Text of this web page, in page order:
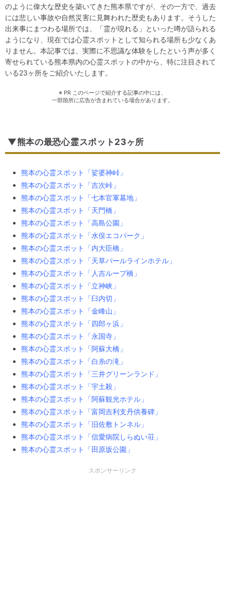
のように偉大な歴史を築いてきた熊本県ですが、その一方で、過去
には悲しい事故や自然災害に見舞われた歴史もあります。そうした
出来事にまつわる場所では、「霊が現れる」といった噂が語られる
ようになり、現在では心霊スポットとして知られる場所も少なくあ
りません。本記事では、実際に不思議な体験をしたという声が多く
寄せられている熊本県内の心霊スポットの中から、特に注目されて
いる23ヶ所をご紹介いたします。
※ PR このページで紹介する記事の中には、
一部箇所に広告が含まれている場合があります。
▼熊本の最恐心霊スポット23ヶ所
熊本の心霊スポット「娑婆神峠」
熊本の心霊スポット「吉次峠」
熊本の心霊スポット「七本官軍墓地」
熊本の心霊スポット「天門橋」
熊本の心霊スポット「高島公園」
熊本の心霊スポット「水俣エコパーク」
熊本の心霊スポット「内大臣橋」
熊本の心霊スポット「天草パールラインホテル」
熊本の心霊スポット「人吉ループ橋」
熊本の心霊スポット「立神峡」
熊本の心霊スポット「臼内切」
熊本の心霊スポット「金峰山」
熊本の心霊スポット「四郎ヶ浜」
熊本の心霊スポット「永国寺」
熊本の心霊スポット「阿蘇大橋」
熊本の心霊スポット「白糸の滝」
熊本の心霊スポット「三井グリーンランド」
熊本の心霊スポット「宇土殺」
熊本の心霊スポット「阿蘇観光ホテル」
熊本の心霊スポット「富岡吉利支丹供養碑」
熊本の心霊スポット「旧佐敷トンネル」
熊本の心霊スポット「信愛病院しらぬい荘」
熊本の心霊スポット「田原坂公園」
スポンサーリンク